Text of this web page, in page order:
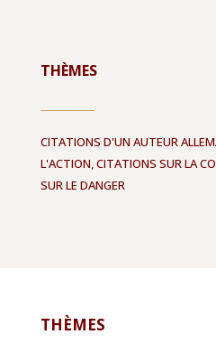
THÈMES
CITATIONS D'UN AUTEUR
L'ACTION,CITATIONS SUR LA
SUR LE DANGER
THÈMES